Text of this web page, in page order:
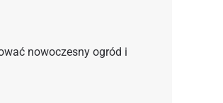
nowoczesny ogród i